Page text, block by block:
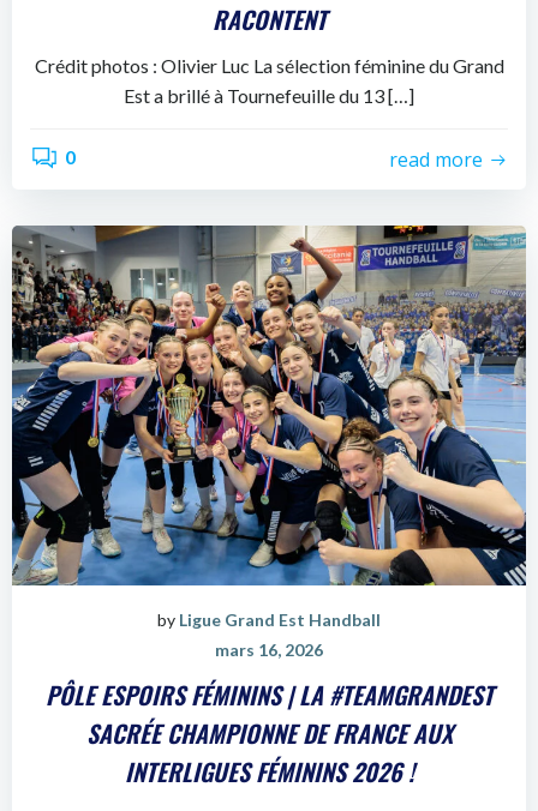
RACONTENT
Crédit photos : Olivier Luc La sélection féminine du Grand
Est a brillé à Tournefeuille du 13 […]
0 read more
by Ligue Grand Est Handball
mars 16, 2026
PÔLE ESPOIRS FÉMININS | LA #TEAMGRANDEST
SACRÉE CHAMPIONNE DE FRANCE AUX
INTERLIGUES FÉMININS 2026 !